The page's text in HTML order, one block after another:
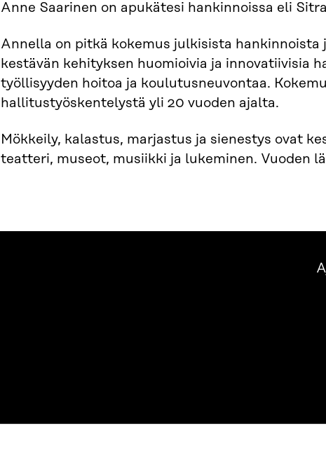
Anne Saarinen on apukätesi hankinnoissa eli
Annella on pitkä kokemus julkisista
kestävän kehityksen huomioivia ja innovatiivisia
työllisyyden hoitoa ja koulutusneuvontaa.
hallitustyöskentelystä yli 20 vuoden ajalta.
Mökkeily, kalastus, marjastus ja sienestys ovat
teatteri, museot, musiikki ja lukeminen. Vuoden